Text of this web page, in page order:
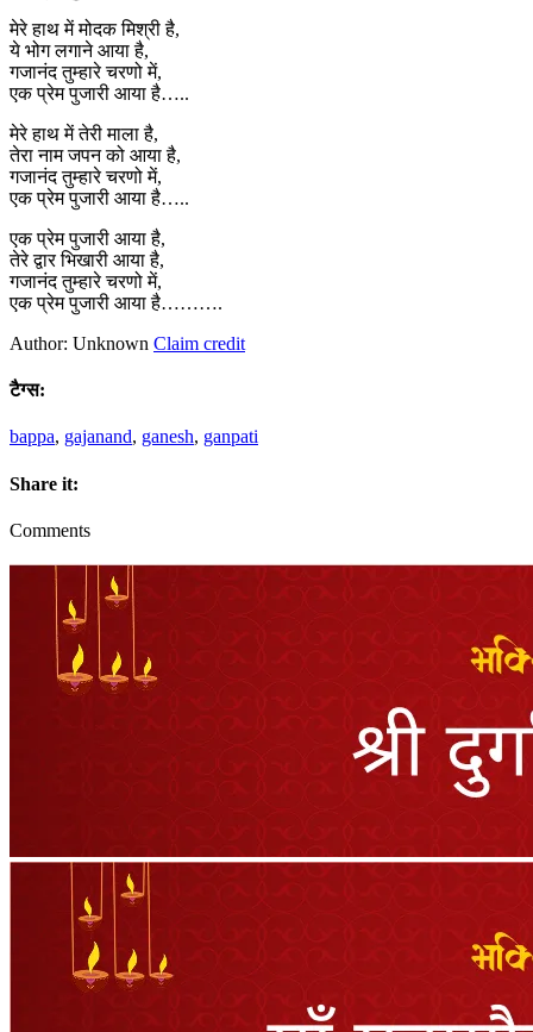
मेरे हाथ में मोदक मिश्री है,
ये भोग लगाने आया है,
गजानंद तुम्हारे चरणो में,
एक प्रेम पुजारी आया है…..
मेरे हाथ में तेरी माला है,
तेरा नाम जपन को आया है,
गजानंद तुम्हारे चरणो में,
एक प्रेम पुजारी आया है…..
एक प्रेम पुजारी आया है,
तेरे द्वार भिखारी आया है,
गजानंद तुम्हारे चरणो में,
एक प्रेम पुजारी आया है……….
Author: Unknown Claim credit
टैग्स:
bappa, gajanand, ganesh, ganpati
Share it:
Comments